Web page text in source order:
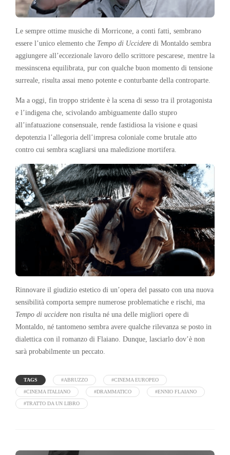
Le sempre ottime musiche di Morricone, a conti fatti, sembrano
essere l’unico elemento che Tempo di Uccidere di Montaldo sembra
aggiungere all’eccezionale lavoro dello scrittore pescarese, mentre la
messinscena equilibrata, pur con qualche buon momento di tensione
surreale, risulta assai meno potente e conturbante della controparte.
Ma a oggi, fin troppo stridente è la scena di sesso tra il protagonista
e l’indigena che, scivolando ambiguamente dallo stupro
all’infatuazione consensuale, rende fastidiosa la visione e quasi
depotenzia l’allegoria dell’impresa coloniale come brutale atto
contro cui sembra scagliarsi una maledizione mortifera.
Rinnovare il giudizio estetico di un’opera del passato con una nuova
sensibilità comporta sempre numerose problematiche e rischi, ma
Tempo di uccidere non risulta né una delle migliori opere di
Montaldo, né tantomeno sembra avere qualche rilevanza se posto in
dialettica con il romanzo di Flaiano. Dunque, lasciarlo dov’è non
sarà probabilmente un peccato.
TAGS #ABRUZZO #CINEMA EUROPEO
#CINEMA ITALIANO #DRAMMATICO #ENNIO FLAIANO
#TRATTO DA UN LIBRO